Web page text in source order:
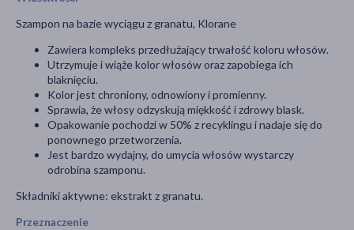
Szampon na bazie wyciągu z granatu, Klorane
Zawiera kompleks przedłużający trwałość koloru włosów.
Utrzymuje i wiąże kolor włosów oraz zapobiega ich
blaknięciu.
Kolor jest chroniony, odnowiony i promienny.
Sprawia, że włosy odzyskują miękkość i zdrowy blask.
Opakowanie pochodzi w 50% z recyklingu i nadaje się do
ponownego przetworzenia.
Jest bardzo wydajny, do umycia włosów wystarczy
odrobina szamponu.
Składniki aktywne: ekstrakt z granatu.
Przeznaczenie